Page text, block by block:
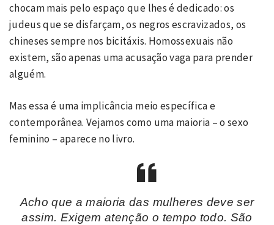
chocam mais pelo espaço que lhes é dedicado: os
judeus que se disfarçam, os negros escravizados, os
chineses sempre nos bicitáxis. Homossexuais não
existem, são apenas uma acusação vaga para prender
alguém.
Mas essa é uma implicância meio específica e
contemporânea. Vejamos como uma maioria – o sexo
feminino – aparece no livro.
Acho que a maioria das mulheres deve ser
assim. Exigem atenção o tempo todo. São